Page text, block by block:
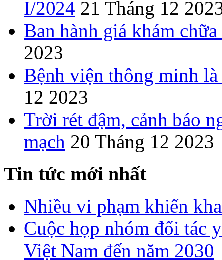
I/2024 21 Tháng 12
Ban hành giá khám
2023
Bệnh viện thông minh
12 2023
Trời rét đậm, cảnh báo
mạch 20 Tháng 12 2023
Tin tức mới nhất
Nhiều vi phạm khiến
Cuộc họp nhóm đối tác
Việt Nam đến năm 2030